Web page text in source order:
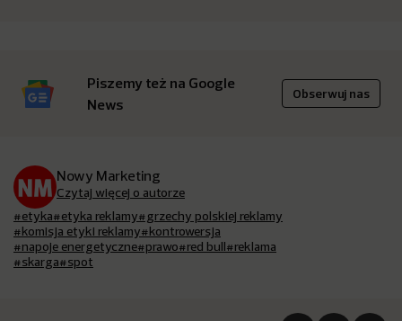
Piszemy też na Google
News
Obserwuj nas
Nowy Marketing
Czytaj więcej o autorze
#etyka#etyka reklamy#grzechy polskiej reklamy
#komisja etyki reklamy#kontrowersja
#napoje energetyczne#prawo#red bull#reklama
#skarga#spot